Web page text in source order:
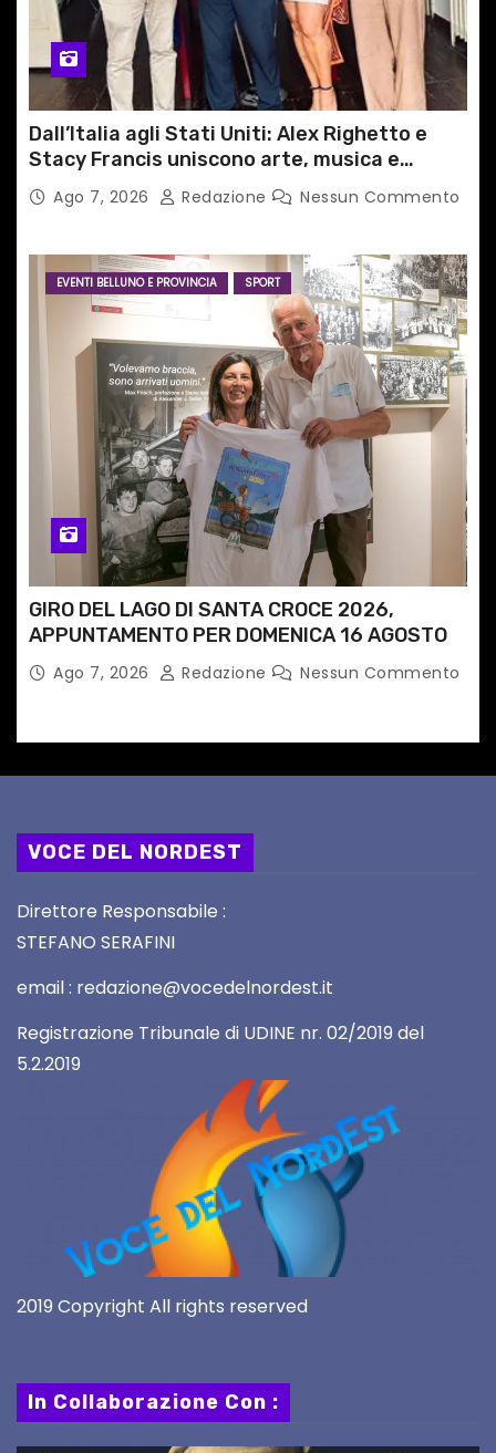
Dall’Italia agli Stati Uniti: Alex Righetto e
Stacy Francis uniscono arte, musica e
tecnologia in un nuovo progetto
internazionale”
Ago 7, 2026 Redazione Nessun Commento
EVENTI BELLUNO E PROVINCIA SPORT
GIRO DEL LAGO DI SANTA CROCE 2026,
APPUNTAMENTO PER DOMENICA 16 AGOSTO
Ago 7, 2026 Redazione Nessun Commento
VOCE DEL NORDEST
Direttore Responsabile :
STEFANO SERAFINI
email : redazione@vocedelnordest.it
Registrazione Tribunale di UDINE nr. 02/2019 del
5.2.2019
2019 Copyright All rights reserved
In Collaborazione Con :